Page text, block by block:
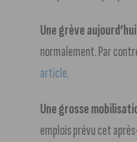
Une grève
normalement. Par
article.
Une grosse
emplois prévu cet